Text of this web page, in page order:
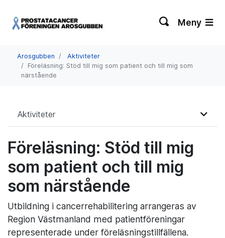
Meny
Arosgubben
Aktiviteter
Föreläsning: Stöd till mig som patient och till mig som
närstående
Aktiviteter
Föreläsning: Stöd till mig
som patient och till mig
som närstående
Utbildning i cancerrehabilitering arrangeras av
Region Västmanland med patientföreningar
representerade under föreläsningstillfällena.